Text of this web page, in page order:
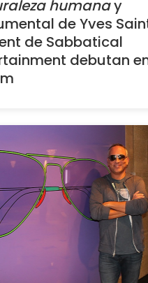
humanay
de Yves
de Sabbatical
debutan en